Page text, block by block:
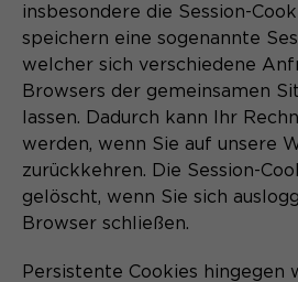
insbesondere die Session-
speichern eine sogenannte
welcher sich verschiedene
Browsers der gemeinsamen
lassen. Dadurch kann Ihr
werden, wenn Sie auf unsere
zurückkehren. Die Session-
gelöscht, wenn Sie sich
Browser schließen.
Persistente Cookies hingegen